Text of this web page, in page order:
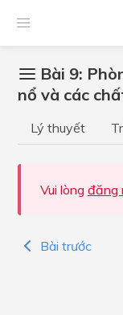
Bài 9:
nổ và các
Lý thuyết
Vui lòng đăng
Bài trước